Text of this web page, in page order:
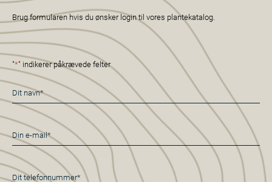
Brug formularen hvis du ønsker login til vores plantekatalog.
"*" indikerer påkrævede felter
Navn
*
E-
mail
*
Telefon